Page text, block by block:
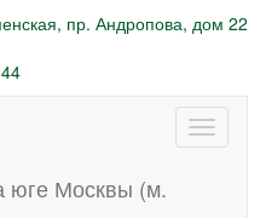
пр. Андропова, дом 22